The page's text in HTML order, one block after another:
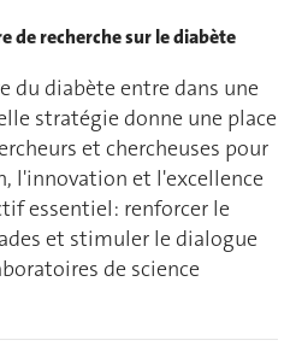
de recherche sur le diabète
du diabète entre dans une
stratégie donne une place
et chercheuses pour
l'innovation et l'excellence
essentiel: renforcer le
et stimuler le dialogue
de science